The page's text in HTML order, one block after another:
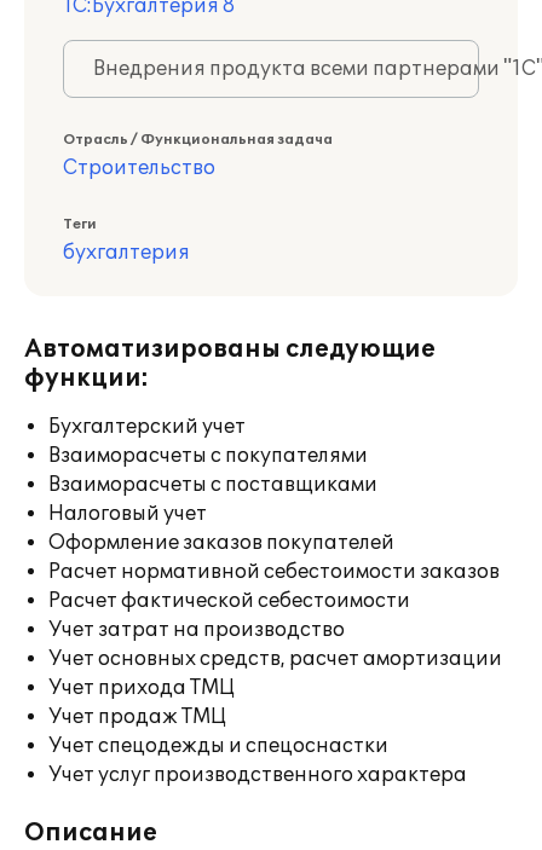
1С:Бухгалтерия 8
Внедрения продукта всеми партнерами
Отрасль / Функциональная задача
Строительство
Теги
бухгалтерия
Автоматизированы следующие
функции:
Бухгалтерский учет
Взаиморасчеты с покупателями
Взаиморасчеты с поставщиками
Налоговый учет
Оформление заказов покупателей
Расчет нормативной себестоимости заказов
Расчет фактической себестоимости
Учет затрат на производство
Учет основных средств, расчет амортизации
Учет прихода ТМЦ
Учет продаж ТМЦ
Учет спецодежды и спецоснастки
Учет услуг производственного характера
Описание